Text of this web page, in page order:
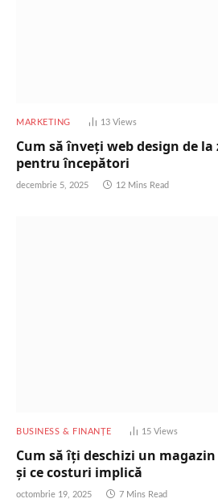
MARKETING 13 Views
Cum să înveți web design de
pentru începători
decembrie 5, 2025 12 Mins Read
BUSINESS & FINANȚE 15 Views
Cum să îți deschizi un
și ce costuri implică
octombrie 19, 2025 7 Mins Read